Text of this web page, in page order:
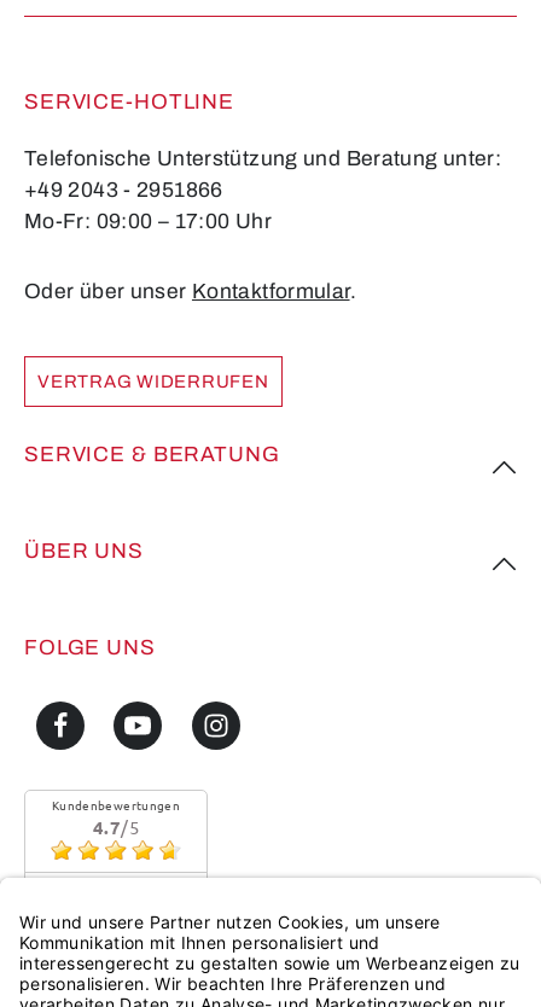
SERVICE-HOTLINE
Telefonische Unterstützung und Beratung unter:
+49 2043 - 2951866
Mo-Fr: 09:00 – 17:00 Uhr
Oder über unser Kontaktformular.
VERTRAG WIDERRUFEN
SERVICE & BERATUNG
ÜBER UNS
FOLGE UNS
Kundenbewertungen
4.7/5
eKomi